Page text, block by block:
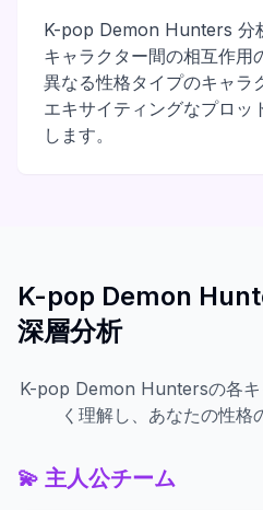
K-pop Demon Hunters 分
キャラクター間の相互作用
異なる性格タイプのキャラ
エキサイティングなプロッ
します。
K-pop Demon
深層分析
K-pop Demon Huntersの各キ
く理解し、あなたの性格
💫 主人公チーム